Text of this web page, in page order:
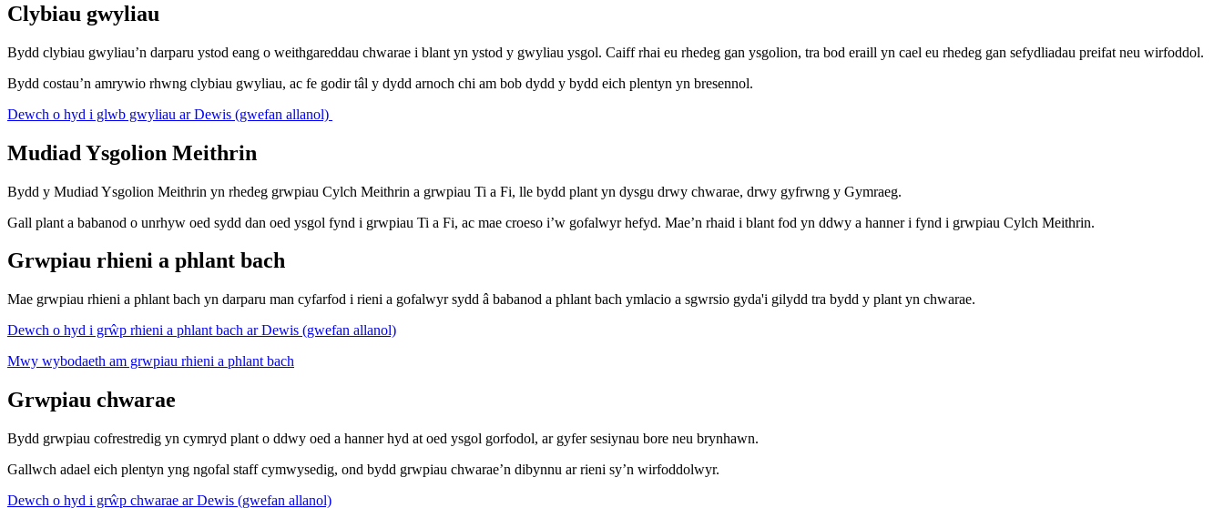
Clybiau gwyliau
Bydd clybiau gwyliau’n darparu ystod eang o weithgareddau chwarae i blant yn ystod y gwyliau ysgol. Caiff rhai eu rhedeg gan ysgolion, tra bod eraill yn cael eu rhedeg gan sefydliadau preifat neu wirfoddol.
Bydd costau’n amrywio rhwng clybiau gwyliau, ac fe godir tâl y dydd arnoch chi am bob dydd y bydd eich plentyn yn bresennol.
Dewch o hyd i glwb gwyliau ar Dewis (gwefan allanol)
Mudiad Ysgolion Meithrin
Bydd y Mudiad Ysgolion Meithrin yn rhedeg grwpiau Cylch Meithrin a grwpiau Ti a Fi, lle bydd plant yn dysgu drwy chwarae, drwy gyfrwng y Gymraeg.
Gall plant a babanod o unrhyw oed sydd dan oed ysgol fynd i grwpiau Ti a Fi, ac mae croeso i’w gofalwyr hefyd. Mae’n rhaid i blant fod yn ddwy a hanner i fynd i grwpiau Cylch Meithrin.
Grwpiau rhieni a phlant bach
Mae grwpiau rhieni a phlant bach yn darparu man cyfarfod i rieni a gofalwyr sydd â babanod a phlant bach ymlacio a sgwrsio gyda'i gilydd tra bydd y plant yn chwarae.
Dewch o hyd i grŵp rhieni a phlant bach ar Dewis (gwefan allanol)
Mwy wybodaeth am grwpiau rhieni a phlant bach
Grwpiau chwarae
Bydd grwpiau cofrestredig yn cymryd plant o ddwy oed a hanner hyd at oed ysgol gorfodol, ar gyfer sesiynau bore neu brynhawn.
Gallwch adael eich plentyn yng ngofal staff cymwysedig, ond bydd grwpiau chwarae’n dibynnu ar rieni sy’n wirfoddolwyr.
Dewch o hyd i grŵp chwarae ar Dewis (gwefan allanol)